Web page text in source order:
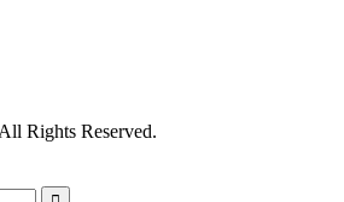
Rights Reserved.